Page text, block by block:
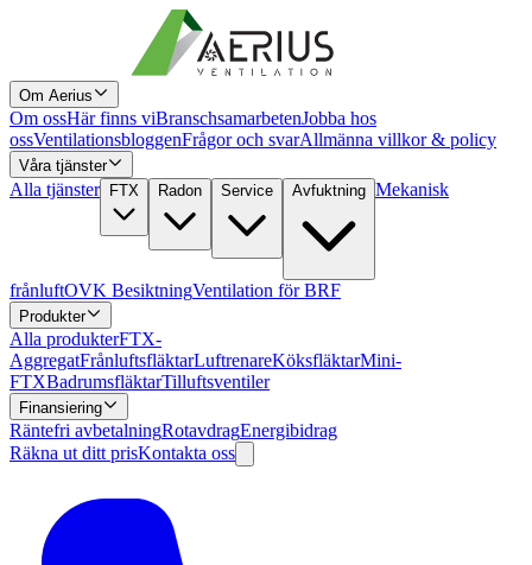
Om Aerius
Om ossHär finns viBranschsamarbetenJobba hos
ossVentilationsbloggenFrågor och svarAllmänna villkor & policy
Våra tjänster
Alla tjänster FTX Radon Service Avfuktning Mekanisk
frånluftOVK BesiktningVentilation för BRF
Produkter
Alla produkterFTX-
AggregatFrånluftsfläktarLuftrenareKöksfläktarMini-
FTXBadrumsfläktarTilluftsventiler
Finansiering
Räntefri avbetalningRotavdragEnergibidrag
Räkna ut ditt prisKontakta oss